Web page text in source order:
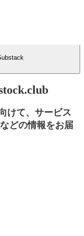
けて、サービス
どの情報をお届